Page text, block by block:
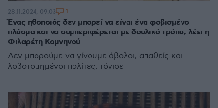
Ένας ηθοποιός δεν μπορεί να είναι ένα φοβισμένο
πλάσμα και να συμπεριφέρεται με δουλικό τρόπο, λέει η
Φιλαρέτη Κομνηνού
Δεν μπορούμε να γίνουμε άβολοι, απαθείς και
λοβοτομημένοι πολίτες, τόνισε
28.11.2024, 09:03 1